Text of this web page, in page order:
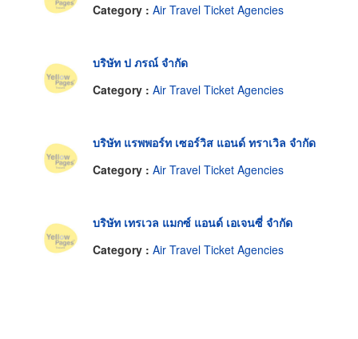
Category : Air Travel Ticket Agencies
บริษัท ป ภรณ์ จำกัด
Category : Air Travel Ticket Agencies
บริษัท แรพพอร์ท เซอร์วิส แอนด์ ทราเวิล จำกัด
Category : Air Travel Ticket Agencies
บริษัท เทรเวล แมกซ์ แอนด์ เอเจนซี่ จำกัด
Category : Air Travel Ticket Agencies